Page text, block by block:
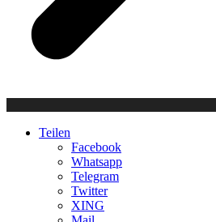
Teilen
Facebook
Whatsapp
Telegram
Twitter
XING